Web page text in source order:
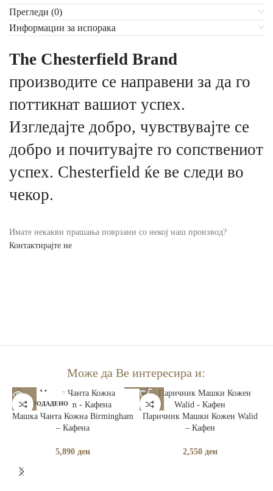
Прегледи (0)
Информации за испорака
The Chesterfield Brand
производите се направени за да го
поттикнат вашиот успех.
Изгледајте добро, чувствувајте се
добро и почитувајте го сопствениот
успех. Chesterfield ќе ве следи во
чекор.
Имате некакви прашања поврзани со некој наш производ?
Контактирајте не
Може да Ве интересира и:
РАСПРОДАДЕНО
Машка Чанта Кожна Birmingham
– Кафена
5,890 ден
Паричник Машки Кожен Walid
– Кафен
2,550 ден